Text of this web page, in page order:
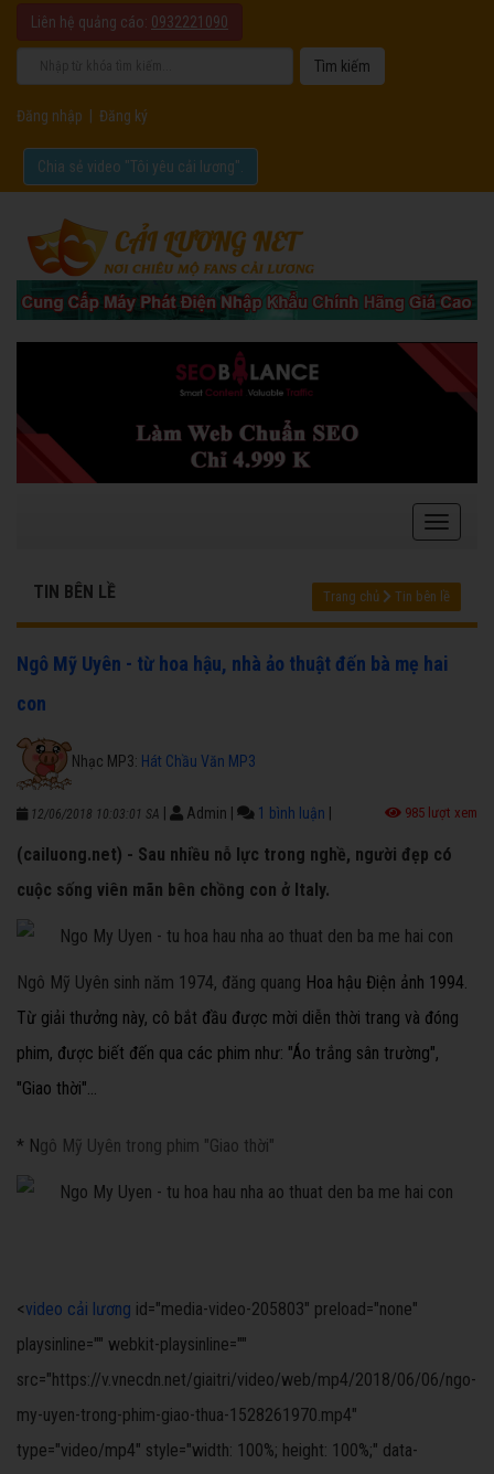
Liên hệ quảng cáo: 0932221090
Đăng nhập Đăng ký
Chia sẻ video "Tôi yêu cải lương".
TIN BÊN LỀ Trang chủ Tin bên lề
Ngô Mỹ Uyên - từ hoa hậu, nhà ảo thuật đến bà mẹ hai
con
Nhạc MP3: Hát Chầu Văn MP3
12/06/2018 10:03:01 SA Admin 1 bình luận 985 lượt xem
(cailuong.net) - Sau nhiều nỗ lực trong nghề, người đẹp có
cuộc sống viên mãn bên chồng con ở Italy.
Ngô Mỹ Uyên sinh năm 1974, đăng quang Hoa hậu Điện ảnh 1994.
Từ giải thưởng này, cô bắt đầu được mời diễn thời trang và đóng
phim, được biết đến qua các phim như: "Áo trắng sân trường",
"Giao thời"...
* Ngô Mỹ Uyên trong phim "Giao thời"
<video cải lương id="media-video-205803" preload="none"
playsinline="" webkit-playsinline=""
src="https://v.vnecdn.net/giaitri/video/web/mp4/2018/06/06/ngo-
my-uyen-trong-phim-giao-thua-1528261970.mp4"
type="video/mp4" style="width: 100%; height: 100%;" data-